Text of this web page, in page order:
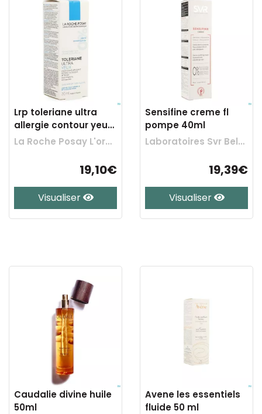
Lrp toleriane ultra
allergie contour yeux
20ml
La Roche Posay L'oreal Belgilux
19,10€
Visualiser
Sensifine creme fl
pompe 40ml
Laboratoires Svr Belgium
19,39€
Visualiser
Caudalie divine huile
50ml
Avene les essentiels
fluide 50 ml